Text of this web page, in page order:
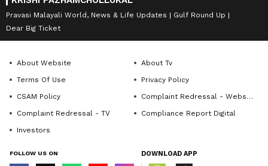
Pravasi Malayali World, News & Life Updates
Gulf Round Up
Dear Big Ticket
About Website
About Tv
Terms Of Use
Privacy Policy
CSAM Policy
Complaint Redressal - Website
Complaint Redressal - TV
Compliance Report Digital
Investors
FOLLOW US ON DOWNLOAD APP